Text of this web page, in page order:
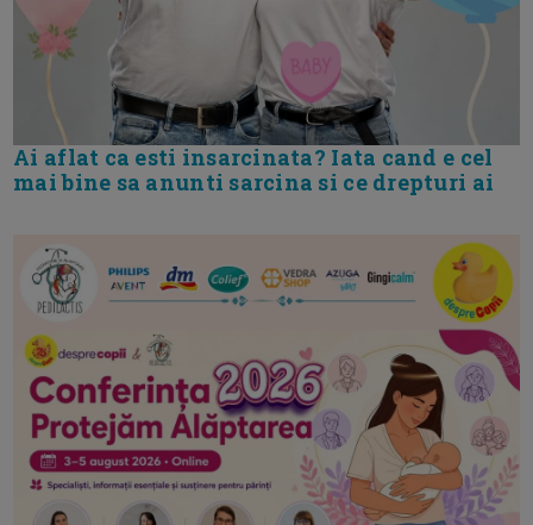
Ai aflat ca esti insarcinata? Iata cand e cel
mai bine sa anunti sarcina si ce drepturi ai